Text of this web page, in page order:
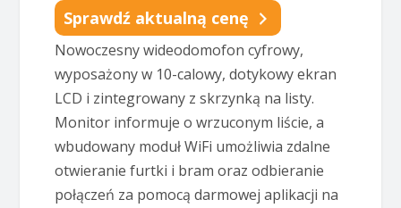
Sprawdź aktualną cenę
Nowoczesny wideodomofon cyfrowy,
wyposażony w 10-calowy, dotykowy ekran
LCD i zintegrowany z skrzynką na listy.
Monitor informuje o wrzuconym liście, a
wbudowany moduł WiFi umożliwia zdalne
otwieranie furtki i bram oraz odbieranie
połączeń za pomocą darmowej aplikacji na